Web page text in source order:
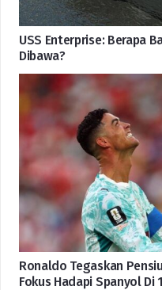
USS Enterprise: Berapa
Dibawa?
Ronaldo Tegaskan
Fokus Hadapi Spanyol Di